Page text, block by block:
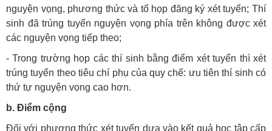
nguyện vọng, phương thức và tổ họp đăng ký xét tuyển; Thí
sinh đã trúng tuyển nguyện vọng phía trên không được xét
các nguyện vọng tiếp theo;
- Trong trường họp các thí sinh bằng điểm xét tuyển thì xét
trúng tuyển theo tiêu chí phụ của quy chế: ưu tiên thí sinh có
thứ tự nguyện vọng cao hơn.
b. Điểm cộng
Đối với phương thức xét tuyển dựa vào kết quả học tập cấp